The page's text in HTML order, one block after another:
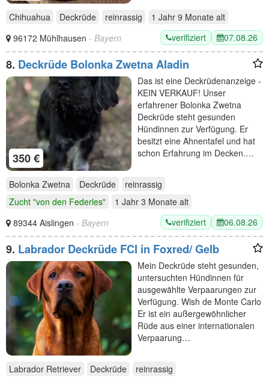
Chihuahua Deckrüde reinrassig 1 Jahr 9 Monate alt
96172 Mühlhausen - Bayern verifiziert 07.08.26
8. Deckrüde Bolonka Zwetna Aladin
350 €
Das ist eine Deckrüdenanzeige -
KEIN VERKAUF! Unser
erfahrener Bolonka Zwetna
Deckrüde steht gesunden
Hündinnen zur Verfügung. Er
besitzt eine Ahnentafel und hat
schon Erfahrung im Decken.…
Bolonka Zwetna Deckrüde
reinrassig
Zucht "von den Federles"
1 Jahr 3 Monate alt
89344 Aislingen - Bayern verifiziert 06.08.26
9. Labrador Deckrüde FCI in Foxred/ Gelb
Mein Deckrüde steht gesunden,
untersuchten Hündinnen für
ausgewählte Verpaarungen zur
Verfügung. Wish de Monte Carlo
Er ist ein außergewöhnlicher
Rüde aus einer internationalen
Verpaarung…
Labrador Retriever Deckrüde
reinrassig